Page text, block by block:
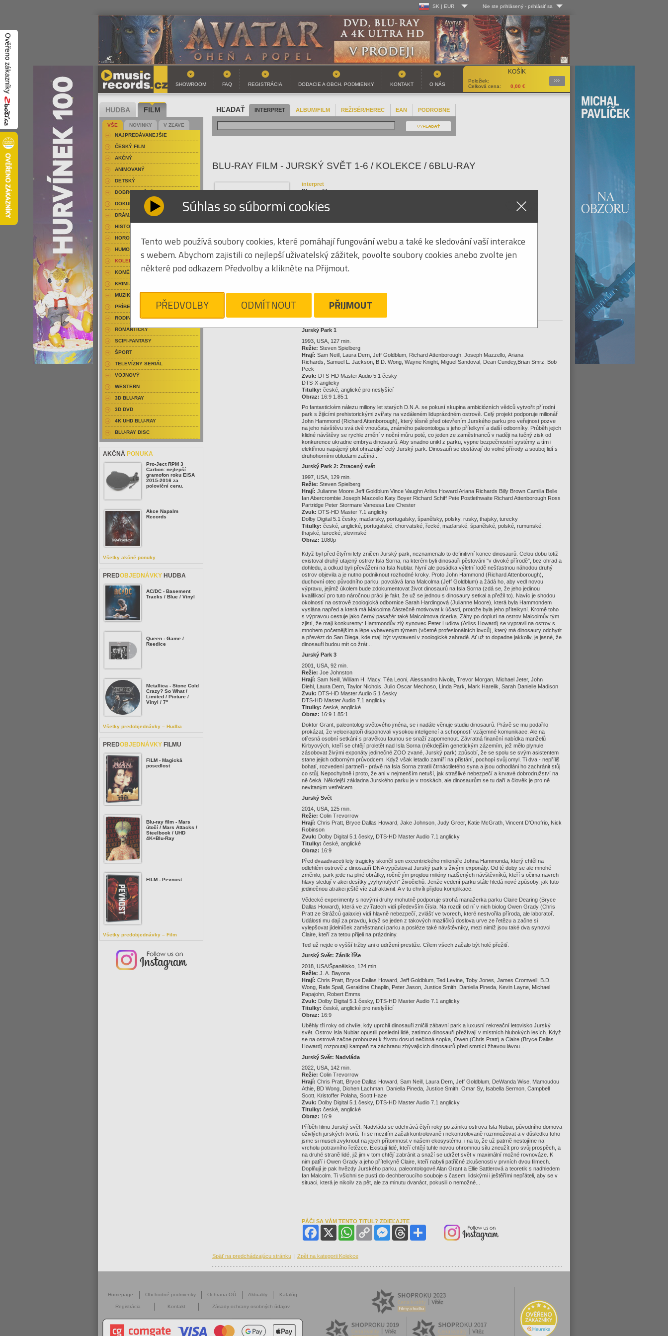
SK | EUR
CZ | Kč
SK | EUR
Nie ste prihlásený - prihlásiť sa
Log-in
Užív. meno:
Heslo:
Registrácia
KOŠÍK
Položiek:
Celková cena:
0,00 €
Podrobnosti
SHOWROOM
FAQ REGISTRÁCIA DODACIE A OBCH. PODMIENKY KONTAKT O NÁS
HĽADAŤ INTERPRET ALBUM/FILM REŽISÉR/HEREC EAN PODROBNE
BLU-RAY FILM - JURSKÝ SVĚT 1-6 / KOLEKCE / 6BLU-RAY
interpret
Blu-ray film
názov
Jurský svět 1-6 / Kolekce / 6Blu-Ray
EAN
33,76 €
Strážny pes
Jurský Park 1
1993, USA, 127 min.
Režie: Steven Spielberg
Hrají: Sam Neill, Laura Dern, Jeff Goldblum, Richard Attenborough, Joseph Mazzello, Ariana
Richards, Samuel L. Jackson, B.D. Wong, Wayne Knight, Miguel Sandoval, Dean Cundey,Brian Smrz, Bob
Peck
Zvuk: DTS-HD Master Audio 5.1 česky
DTS-X anglicky
Titulky: české, anglické pro neslyšící
Obraz: 16:9 1.85:1
Po fantastickém nálezu miliony let starých D.N.A. se pokusí skupina ambiciózních vědců vytvořit přírodní
park s žijícími prehistorickými zvířaty na vzdáleném liduprázdném ostrově. Celý projekt podporuje milionář
John Hammond (Richard Attenborough), který těsně před otevřením Jurského parku pro veřejnost pozve
na jeho návštěvu svá dvě vnoučata, známého paleontologa s jeho přítelkyní a další odborníky. Průběh jejich
klidné návštěvy se rychle změní v noční můru poté, co jeden ze zaměstnanců v naději na tučný zisk od
konkurence ukradne embrya dinosaurů. Aby snadno unikl z parku, vypne bezpečnostní systémy a tím i
elektřinou napájený plot ohrazující celý Jurský park. Dinosauři se dostávají do volné přírody a souboj lidí s
druhohorními obludami začíná...
Jurský Park 2: Ztracený svět
1997, USA, 129 min.
Režie: Steven Spielberg
Hrají: Julianne Moore Jeff Goldblum Vince Vaughn Arliss Howard Ariana Richards Billy Brown Camilla Belle
Ian Abercrombie Joseph Mazzello Katy Boyer Richard Schiff Pete Postlethwaite Richard Attenborough Ross
Partridge Peter Stormare Vanessa Lee Chester
Zvuk: DTS-HD Master 7.1 anglicky
Dolby Digital 5.1 česky, maďarsky, portugalsky, španělsky, polsky, rusky, thajsky, turecky
Titulky: české, anglické, portugalské, chorvatské, řecké, maďarské, španělské, polské, rumunské,
thajské, turecké, slovinské
Obraz: 1080p
Když byl před čtyřmi lety zničen Jurský park, neznamenalo to definitivní konec dinosaurů. Celou dobu totiž
existoval druhý utajený ostrov Isla Sorna, na kterém byli dinosauři pěstováni "v divoké přírodě", bez ohrad a
dohledu, a odkud byli převáženi na Isla Nublar. Nyní ale posádka výletní lodě nešťastnou náhodou druhý
ostrov objevila a je nutno podniknout rozhodné kroky. Proto John Hammond (Richard Attenborough),
duchovní otec původního parku, povolává Iana Malcolma (Jeff Goldblum) a žádá ho, aby vedl novou
výpravu, jejímž úkolem bude zdokumentovat život dinosaurů na Isla Sorna (zdá se, že jeho jedinou
kvalifikací pro tuto náročnou práci je fakt, že už se jednou s dinosaury setkal a přežil to). Navíc je shodou
okolností na ostrově zoologická odbornice Sarah Hardingová (Julianne Moore), která byla Hammondem
vyslána napřed a která má Malcolma částečně motivovat k účasti, protože byla jeho přítelkyní. Kromě toho
s výpravou cestuje jako černý pasažér také Malcolmova dcerka. Záhy po doplutí na ostrov Malcolmův tým
zjistí, že mají konkurenty: Hammondův zlý synovec Peter Ludlow (Arliss Howard) se vypravil na ostrov s
mnohem početnějším a lépe vybaveným týmem (včetně profesionálních lovců), který má dinosaury odchytit
a převézt do San Diega, kde mají být vystaveni v zoologické zahradě. Ať už to dopadne jakkoliv, je jasné, že
dinosauři budou mít co žrát...
Jurský Park 3
2001, USA, 92 min.
Režie: Joe Johnston
Hrají: Sam Neill, William H. Macy, Téa Leoni, Alessandro Nivola, Trevor Morgan, Michael Jeter, John
Diehl, Laura Dern, Taylor Nichols, Julio Oscar Mechoso, Linda Park, Mark Harelik, Sarah Danielle Madison
Zvuk: DTS-HD Master Audio 5.1 česky
DTS-HD Master Audio 7.1 anglicky
Titulky: české, anglické
Obraz: 16:9 1.85:1
Doktor Grant, paleontolog světového jména, se i nadále věnuje studiu dinosaurů. Právě se mu podařilo
prokázat, že velociraptoři disponovali vysokou inteligencí a schopností vzájemné komunikace. Ale na
otřesná osobní setkání s pravěkou faunou se snaží zapomenout. Závratná finanční nabídka manželů
Kirbyových, kteří se chtějí proletět nad Isla Sorna (někdejším genetickým zázemím, jež mělo plynule
zásobovat živými exponáty jedinečné ZOO zvané, Jurský park) způsobí, že se spolu se svým asistentem
stane jejich odborným průvodcem. Když však letadlo zamíří na přistání, pochopí svůj omyl. Ti dva - nepříliš
bohatí, rozvedení partneři - právě na Isla Sorna ztratili čtrnáctiletého syna a jsou odhodláni ho zachránit stůj
co stůj. Nepochybně i proto, že ani v nejmenším netuší, jak strašlivé nebezpečí a krvavé dobrodružství na
ně čeká. Někdejší základna Jurského parku je v troskách, ale dinosaurům se tu daří a člověk je pro ně
nevítaným vetřelcem...
Jurský Svět
2014, USA, 125 min.
Režie: Colin Trevorrow
Hrají: Chris Pratt, Bryce Dallas Howard, Jake Johnson, Judy Greer, Katie McGrath, Vincent D'Onofrio, Nick
Robinson
Zvuk: Dolby Digital 5.1 česky, DTS-HD Master Audio 7.1 anglicky
Titulky: české, anglické
Obraz: 16:9
Před dvaadvaceti lety tragicky skončil sen excentrického milionáře Johna Hammonda, který chtěl na
odlehlém ostrově z dinosauří DNA vypěstovat Jurský park s živými exponáty. Od té doby se ale mnohé
změnilo, park jede na plné obrátky, ročně jím projdou milióny nadšených návštěvníků, kteří s očima navrch
hlavy sledují v akci desítky „vyhynulých" živočichů. Jenže vedení parku stále hledá nové způsoby, jak tuto
jedinečnou atrakci ještě víc zatraktivnit. A v tu chvíli přijdou komplikace.
Vědecké experimenty s novými druhy mohutně podporuje strohá manažerka parku Claire Dearing (Bryce
Dallas Howard), která ve zvířatech vidí především čísla. Na rozdíl od ní v nich biolog Owen Grady (Chris
Pratt ze Strážců galaxie) vidí hlavně nebezpečí, zvlášť ve tvorech, které nestvořila příroda, ale laboratoř.
Události mu dají za pravdu, když se jeden z takových mazlíčků doslova urve ze řetězu a začne si
vylepšovat jídelníček zaměstnanci parku a posléze také návštěvníky, mezi nimiž jsou také dva synovci
Claire, kteří za tetou přijeli na prázdniny.
Teď už nejde o vyšší tržby ani o udržení prestiže. Cílem všech začalo být holé přežití.
Jurský Svět: Zánik říše
2018, USA/Španělsko, 124 min.
Režie: J. A. Bayona
Hrají: Chris Pratt, Bryce Dallas Howard, Jeff Goldblum, Ted Levine, Toby Jones, James Cromwell, B.D.
Wong, Rafe Spall, Geraldine Chaplin, Peter Jason, Justice Smith, Daniella Pineda, Kevin Layne, Michael
Papajohn, Robert Emms
Zvuk: Dolby Digital 5.1 česky, DTS-HD Master Audio 7.1 anglicky
Titulky: české, anglické pro neslyšící
Obraz: 16:9
Uběhly tři roky od chvíle, kdy uprchlí dinosauři zničili zábavní park a luxusní rekreační letovisko Jurský
svět. Ostrov Isla Nublar opustili poslední lidé, zatímco dinosauři přežívají v místních hlubokých lesích. Když
se na ostrově začne probouzet k životu dosud nečinná sopka, Owen (Chris Pratt) a Claire (Bryce Dallas
Howard) rozpoutají kampaň za záchranu zbývajících dinosaurů před smrtící žhavou lávou...
Jurský Svět: Nadvláda
2022, USA, 142 min.
Režie: Colin Trevorrow
Hrají: Chris Pratt, Bryce Dallas Howard, Sam Neill, Laura Dern, Jeff Goldblum, DeWanda Wise, Mamoudou
Athie, BD Wong, Dichen Lachman, Daniella Pineda, Justice Smith, Omar Sy, Isabella Sermon, Campbell
Scott, Kristoffer Polaha, Scott Haze
Zvuk: Dolby Digital 5.1 česky, DTS-HD Master Audio 7.1 anglicky
Titulky: české, anglické
Obraz: 16:9
Příběh filmu Jurský svět: Nadvláda se odehrává čtyři roky po zániku ostrova Isla Nubar, původního domova
oživlých jurských tvorů. Ti se mezitím začali kontrolovaně i nekontrolovaně rozmnožovat a v důsledku toho
jsme si museli zvyknout na jejich přítomnost v našem ekosystému, i na to, že už patrně nestojíme na
vrcholu potravního řetězce. Existují lidé, kteří chtějí tuhle novou ohromnou sílu zneužít pro svůj prospěch, a
na druhé straně lidé, již jim v tom chtějí zabránit a snaží se udržet svět v maximální možné rovnováze. K
nim patří i Owen Grady a jeho přítelkyně Claire, kteří nabyli patřičné zkušenosti v prvních dvou filmech.
Doplňují je pak hvězdy Jurského parku, paleontologové Alan Grant a Ellie Sattlerová a teoretik s nadhledem
Ian Malcolm. Ti všichni se pustí do dechberoucího souboje s časem, lidskými i ještěřími nepřáteli, aby se v
situaci, která je nikoliv za pět, ale za minutu dvanáct, pokusili o nemožné...
PÁČI SA VÁM TENTO TITUL? ZDIEĽAJTE
Facebook
WhatsAppCopy
Link
MessengerThreads
Späť na predchádzajúcu stránku | Zpět na kategorii Kolekce
HUDBA FILM
VŠE NOVINKY
V ZĽAVE
NAJPREDÁVANEJŠIE
ČESKÝ FILM
AKČNÝ
ANIMOVANÝ
DETSKÝ
DOBRODRUŽNÝ
DOKUMENT-PRÍRODOPISNÝ
DRÁMA
HISTORICKÝ
HOROR
HUMOR
KOLEKCIA
KOMÉDIA
KRIMI-THRILLER
MUZIKÁL
PRÍBEH
RODINNÝ
ROMANTICKÝ
SCIFI-FANTASY
ŠPORT
TELEVÍZNY SERIÁL
VOJNOVÝ
WESTERN
3D BLU-RAY
3D DVD
4K UHD BLU-RAY
BLU-RAY DISC
AKČNÁ PONUKA
Pro-Ject RPM 3
Carbon: nejlepší
gramofon roku EISA
2015-2016 za
poloviční cenu.
Akce Napalm
Records
Všetky akčné ponuky
PREDOBJEDNÁVKY HUDBA
AC/DC - Basement
Tracks / Blue / Vinyl
Queen - Game /
Reedice
Metallica - Stone Cold
Crazy? So What /
Limited / Picture /
Vinyl / 7"
Všetky predobjednávky – Hudba
PREDOBJEDNÁVKY FILMU
FILM - Magická
posedlost
Blu-ray film - Mars
útočí / Mars Attacks /
Steelbook / UHD
4K+Blu-Ray
FILM - Pevnost
Všetky predobjednávky – Film
Homepage Obchodné podmienky Ochrana OÚ Aktuality Katalóg
Registrácia Kontakt Zásady ochrany osobných údajov
Súhlas so súbormi cookies Close
Tento web používá soubory cookies, které pomáhají fungování webu a také ke sledování vaší interakce
s webem. Abychom zajistili co nejlepší uživatelský zážitek, povolte soubory cookies anebo zvolte jen
některé pod odkazem Předvolby a klikněte na Přijmout.
PŘEDVOLBY ODMÍTNOUT PŘIJMOUT